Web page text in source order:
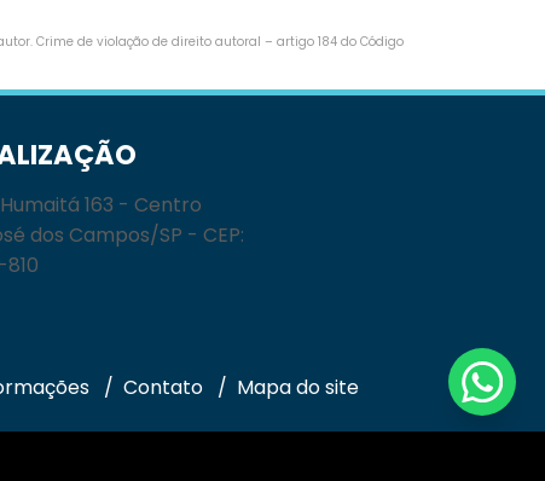
Crime de violação de direito autoral – artigo 184 do Código
163 - Centro
dos Campos/SP - CEP:
810
Contato Mapa do site